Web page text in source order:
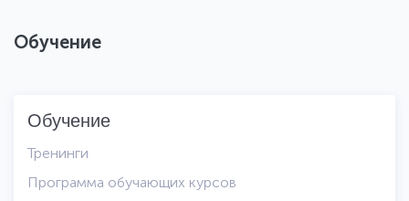
Обучение
Обучение
Тренинги
Программа обучающих курсов